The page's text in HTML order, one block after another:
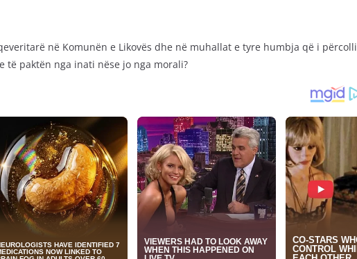
në Komunën e Likovës dhe në muhallat e tyre humbja që i përcolli
të paktën nga inati nëse jo nga morali?